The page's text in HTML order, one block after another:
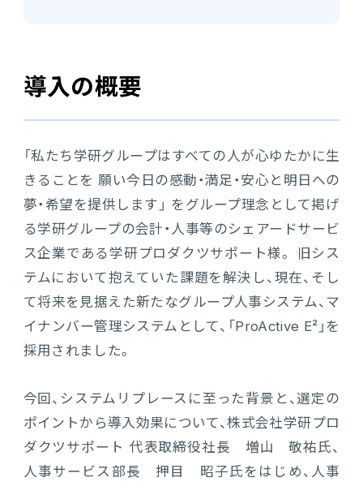
人事
個人番号管理
給与明細閲覧
健康経営支援サービス
「Uwell（ユーウェル）」
販売管理
生産管理
経営課題別オファリング
導入の概要
「私たち学研グループはすべての人が心ゆたかに生
きることを 願い今日の感動・満足・安心と明日への
夢・希望を提供します」 をグループ理念として掲げ
る学研グループの会計・人事等のシェアードサービ
ス企業である学研プロダクツサポート様。 旧シス
テムにおいて抱えていた課題を解決し、現在、そし
て将来を見据えた新たなグループ人事システム、マ
イナンバー管理システムとして、「ProActive E²」を
採用されました。
今回、システムリプレースに至った背景と、選定の
ポイントから導入効果について、株式会社学研プロ
ダクツサポート 代表取締役社長 増山 敬祐氏、
人事サービス部長 押目 昭子氏をはじめ、人事